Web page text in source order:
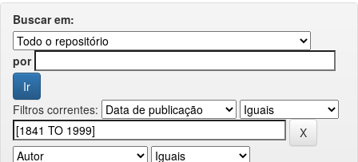
Buscar em:
por
Filtros correntes: